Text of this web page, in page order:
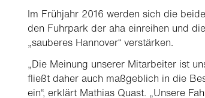
Im Frühjahr 2016 werden sich die
den Fuhrpark der aha einreihen und
„sauberes Hannover“ verstärken.
„Die Meinung unserer Mitarbeiter ist
fließt daher auch maßgeblich in die
ein“, erklärt Mathias Quast. „Unsere